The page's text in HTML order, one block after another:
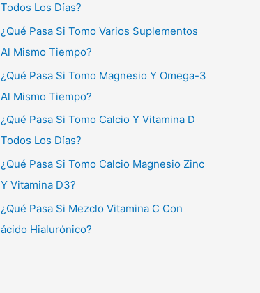
Todos Los Días?
¿Qué Pasa Si Tomo Varios Suplementos
Al Mismo Tiempo?
¿Qué Pasa Si Tomo Magnesio Y Omega-3
Al Mismo Tiempo?
¿Qué Pasa Si Tomo Calcio Y Vitamina D
Todos Los Días?
¿Qué Pasa Si Tomo Calcio Magnesio Zinc
Y Vitamina D3?
¿Qué Pasa Si Mezclo Vitamina C Con
ácido Hialurónico?